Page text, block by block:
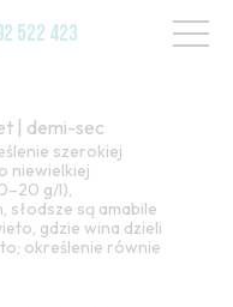
522 423
| demi-sec
szerokiej
niewielkiej
g/l),
słodsze są amabile
gdzie wina dzieli
; określenie równie